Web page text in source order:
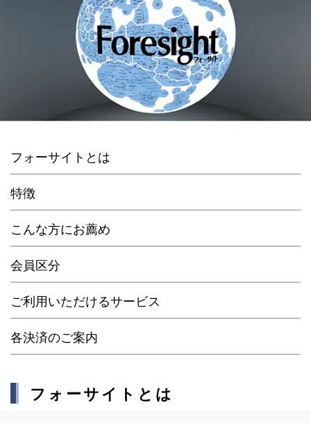
フォーサイトとは
特徴
こんな方にお薦め
会員区分
ご利用いただけるサービス
各決済のご案内
フォーサイトとは